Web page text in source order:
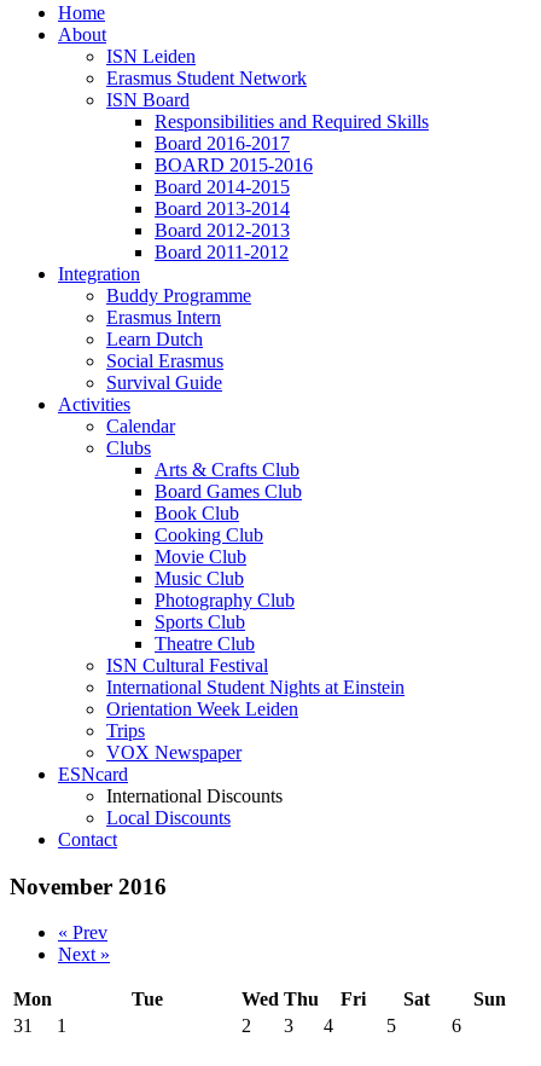
Home
About
ISN Leiden
Erasmus Student Network
ISN Board
Responsibilities and Required Skills
Board 2016-2017
BOARD 2015-2016
Board 2014-2015
Board 2013-2014
Board 2012-2013
Board 2011-2012
Integration
Buddy Programme
Erasmus Intern
Learn Dutch
Social Erasmus
Survival Guide
Activities
Calendar
Clubs
Arts & Crafts Club
Board Games Club
Book Club
Cooking Club
Movie Club
Music Club
Photography Club
Sports Club
Theatre Club
ISN Cultural Festival
International Student Nights at Einstein
Orientation Week Leiden
Trips
VOX Newspaper
ESNcard
International Discounts
Local Discounts
Contact
November 2016
« Prev
Next »
Mon Tue Wed Thu Fri Sat
Sun
31
1 2 3 4 5 6